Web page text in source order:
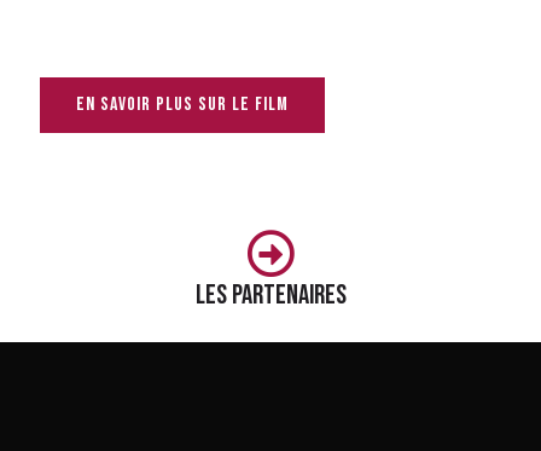
En savoir plus sur le film
Les partenaires